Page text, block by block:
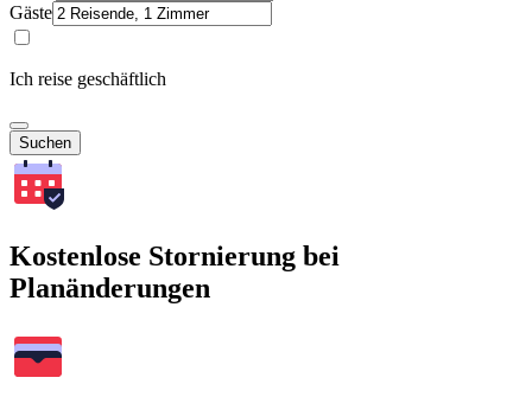
Gäste
Ich reise geschäftlich
Suchen
Kostenlose Stornierung bei
Planänderungen